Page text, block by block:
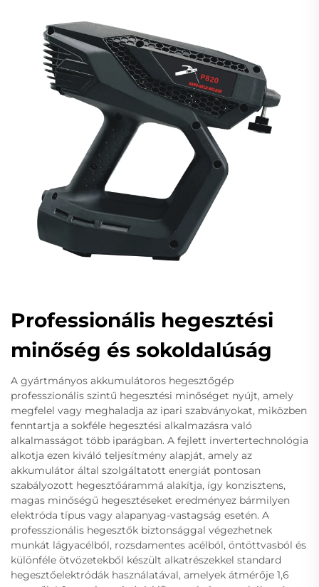
Professionális hegesztési
minőség és sokoldalúság
A gyártmányos akkumulátoros hegesztőgép
professzionális szintű hegesztési minőséget nyújt, amely
megfelel vagy meghaladja az ipari szabványokat, miközben
fenntartja a sokféle hegesztési alkalmazásra való
alkalmasságot több iparágban. A fejlett invertertechnológia
alkotja ezen kiváló teljesítmény alapját, amely az
akkumulátor által szolgáltatott energiát pontosan
szabályozott hegesztőárammá alakítja, így konzisztens,
magas minőségű hegesztéseket eredményez bármilyen
elektróda típus vagy alapanyag-vastagság esetén. A
professzionális hegesztők biztonsággal végezhetnek
munkát lágyacélból, rozsdamentes acélból, öntöttvasból és
különféle ötvözetekből készült alkatrészekkel standard
hegesztőelektródák használatával, amelyek átmérője 1,6